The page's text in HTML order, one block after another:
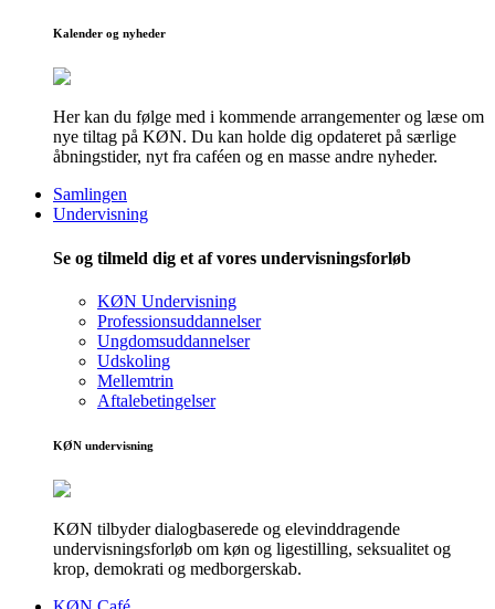
Kalender og nyheder
Her kan du følge med i kommende arrangementer og læse om
nye tiltag på KØN. Du kan holde dig opdateret på særlige
åbningstider, nyt fra caféen og en masse andre nyheder.
Samlingen
Undervisning
Se og tilmeld dig et af vores undervisningsforløb
KØN Undervisning
Professionsuddannelser
Ungdomsuddannelser
Udskoling
Mellemtrin
Aftalebetingelser
KØN undervisning
KØN tilbyder dialogbaserede og elevinddragende
undervisningsforløb om køn og ligestilling, seksualitet og
krop, demokrati og medborgerskab.